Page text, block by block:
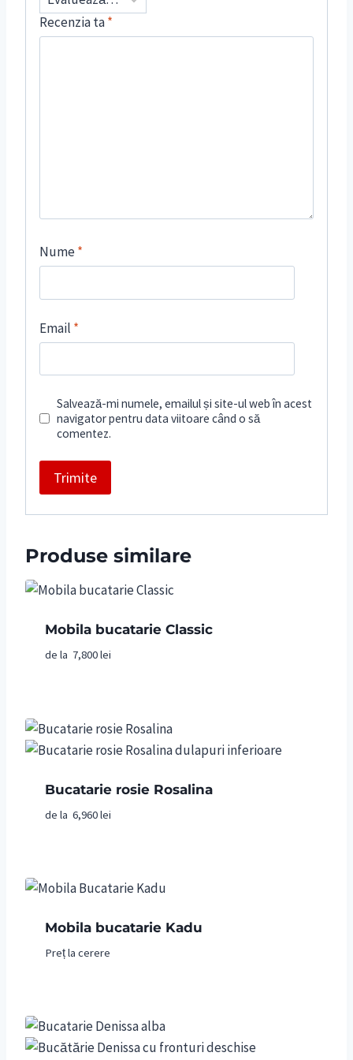
Recenzia ta*
Nume*
Email *
Salvează-mi numele, emailul și site-ul web în acest
navigator pentru data viitoare când o să
comentez.
Produse similare
Mobila bucatarie Classic
de la 7,800lei
Bucatarie rosie Rosalina
de la 6,960lei
Mobila bucatarie Kadu
Preț la cerere